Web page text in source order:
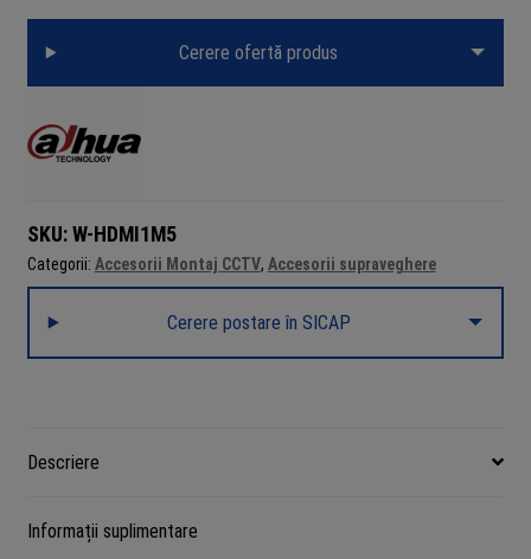
Cerere ofertă produs
SKU: W-HDMI1M5
Categorii: Accesorii Montaj CCTV, Accesorii supraveghere
Cerere postare în SICAP
Descriere
Informații suplimentare